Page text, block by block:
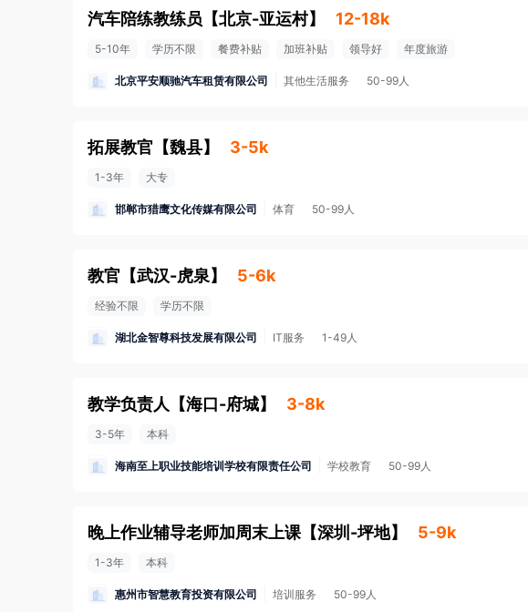
汽车陪练教练员 【北京-亚运村】 12-18k
5-10年 学历不限 餐费补贴 加班补贴 领导好 年度旅游
北京平安顺驰汽车租赁有限公司 其他生活服务 50-99人
拓展教官 【魏县】 3-5k
1-3年 大专
邯郸市猎鹰文化传媒有限公司 体育 50-99人
教官 【武汉-虎泉】 5-6k
经验不限 学历不限
湖北金智尊科技发展有限公司 IT服务 1-49人
教学负责人 【海口-府城】 3-8k
3-5年 本科
海南至上职业技能培训学校有限责任公司 学校教育 50-99人
晚上作业辅导老师加周末上课 【深圳-坪地】 5-9k
1-3年 本科
惠州市智慧教育投资有限公司 培训服务 50-99人